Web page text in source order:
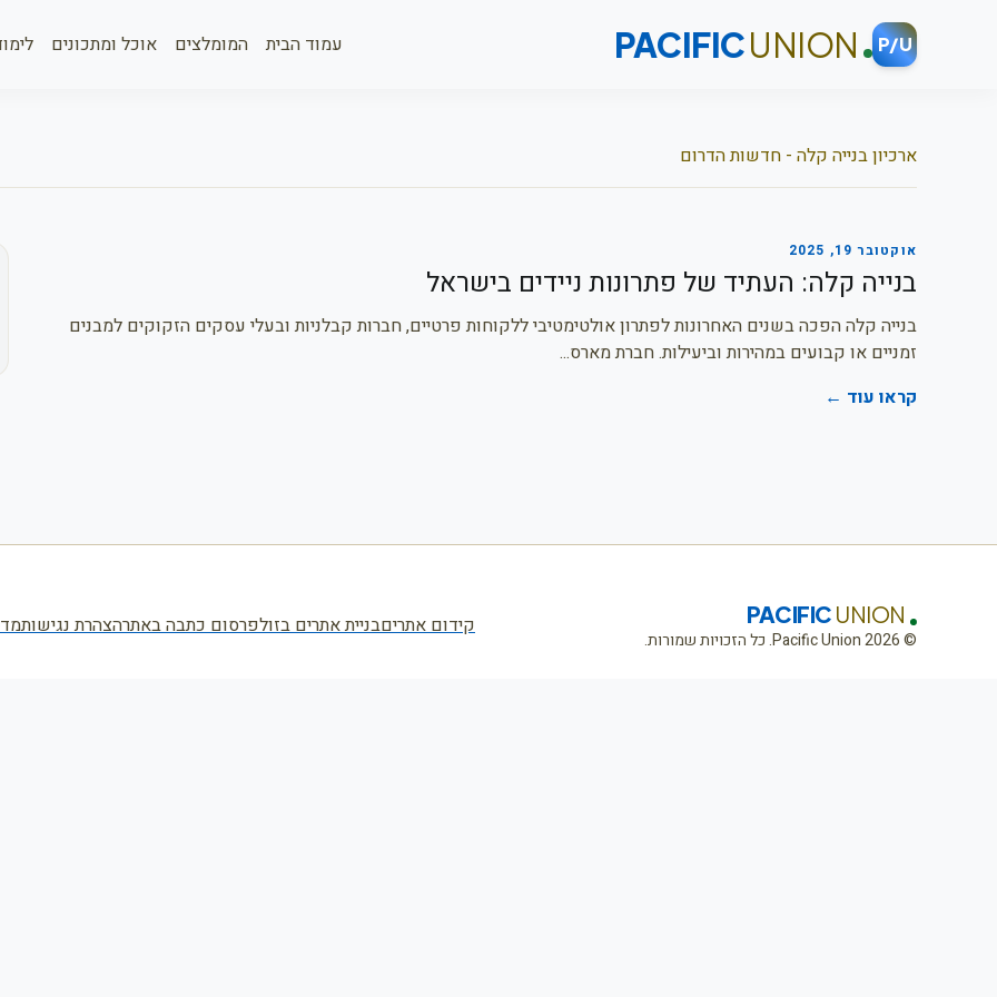
P/U
PACIFICUNION עמוד הבית המומלצים אוכל ומתכונים
ארכיון בנייה קלה - חדשות הדרום
אוקטובר 19, 2025
בנייה קלה: העתיד של פתרונות ניידים בישראל
בנייה קלה הפכה בשנים האחרונות לפתרון אולטימטיבי ללקוחות פרטיים, חברות קבלניות ובעלי עסקים הזקוקים למבנים
זמניים או קבועים במהירות וביעילות. חברת מארס...
קראו עוד ←
PACIFIC UNION
© 2026 Pacific Union. כל הזכויות שמורות.
קידום אתריםבניית אתרים בזולפרסום כתבה באתרהצהרת נגישות